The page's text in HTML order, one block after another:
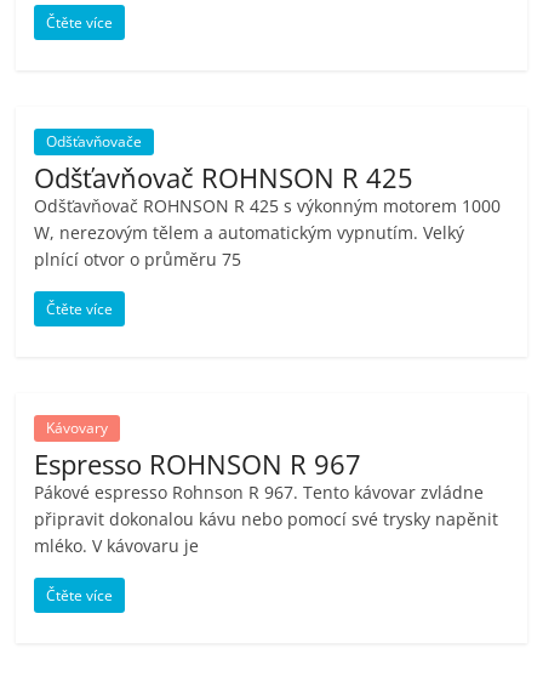
Čtěte více
Odšťavňovače
Odšťavňovač ROHNSON R 425
Odšťavňovač ROHNSON R 425 s výkonným motorem 1000
W, nerezovým tělem a automatickým vypnutím. Velký
plnící otvor o průměru 75
Čtěte více
Kávovary
Espresso ROHNSON R 967
Pákové espresso Rohnson R 967. Tento kávovar zvládne
připravit dokonalou kávu nebo pomocí své trysky napěnit
mléko. V kávovaru je
Čtěte více